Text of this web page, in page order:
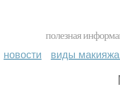
полезная
новости виды